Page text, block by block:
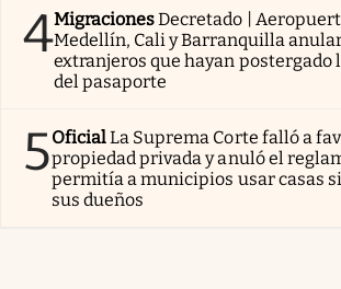
4MigracionesDecretado |
Medellín, Cali y Barranquilla
extranjeros que hayan postergado
del pasaporte
5OficialLa Suprema Corte falló a
propiedad privada y anuló el
permitía a municipios usar casas
sus dueños